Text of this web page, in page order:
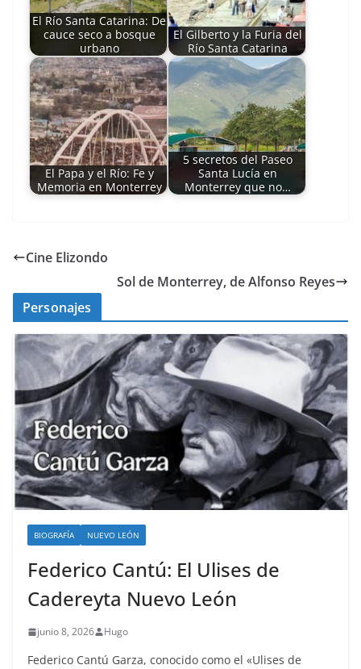
El Río Santa Catarina: De
cauce seco a bosque
urbano
El Gilberto y la Furia del
Río Santa Catarina
El Papa y el Río: Fe y
Memoria en Monterrey
5 secretos del Paseo
Santa Lucía en
Monterrey que no…
Cine Elizondo
Sol de Monterrey, de Alfonso Reyes
Personajes
BIOGRAFÍA NUEVO LEÓN
Federico Cantú: El Ulises de
Cadereyta Nuevo León
junio 8, 2026 Hugo
Federico Cantú Garza, conocido como el «Ulises de